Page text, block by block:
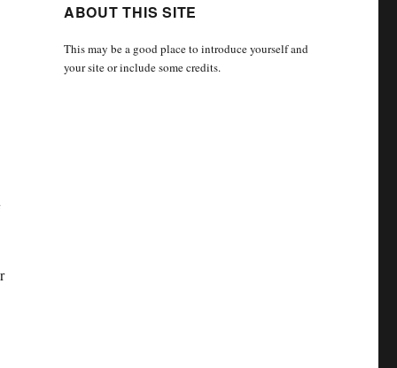
ABOUT THIS SITE
This may be a good place to introduce yourself and
your site or include some credits.